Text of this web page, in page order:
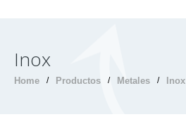
Inox
Home / Productos / Metales / Inox